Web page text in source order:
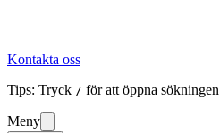
Kontakta oss
Tips: Tryck / för att öppna sökningen
Meny